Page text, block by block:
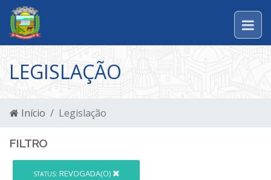
LEGISLAÇÃO
Início Legislação
FILTRO
STATUS: REVOGADA(O)